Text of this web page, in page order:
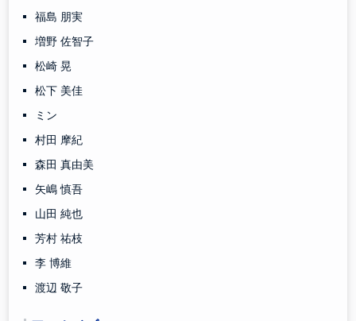
福島 朋実
増野 佐智子
松崎 晃
松下 美佳
ミン
村田 摩紀
森田 真由美
矢嶋 慎吾
山田 純也
芳村 祐枝
李 博維
渡辺 敬子